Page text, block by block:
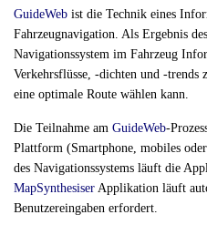
GuideWeb ist die Technik eines
Fahrzeugnavigation. Als Ergebnis des
Navigationssystem im Fahrzeug
Verkehrsflüsse, -dichten und -trends
eine optimale Route wählen kann.
Die Teilnahme am GuideWeb-
Plattform (Smartphone, mobiles
des Navigationssystems läuft die
MapSynthesiser Applikation läuft
Benutzereingaben erfordert.